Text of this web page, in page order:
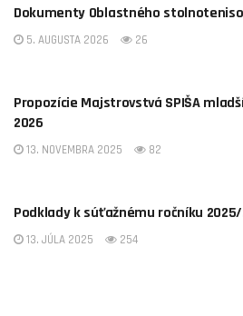
Dokumenty Oblastného
5. AUGUSTA 2026 26
Propozície Majstrovstvá SPIŠA
2026
13. NOVEMBRA 2025 82
Podklady k súťažnému ročníku 2025/
13. JÚLA 2025 254